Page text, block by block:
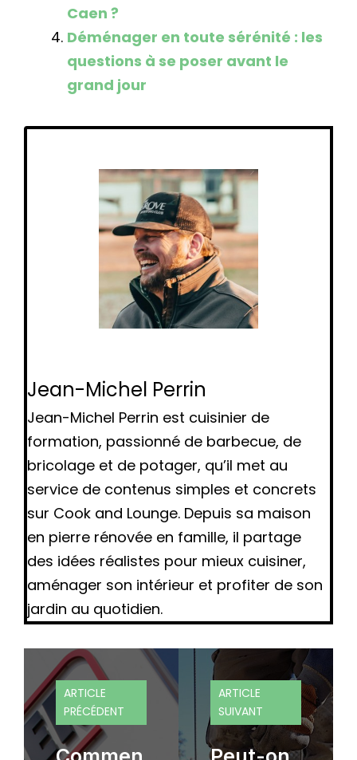
Caen ?
Déménager en toute sérénité : les
questions à se poser avant le
grand jour
Jean-Michel Perrin
Jean-Michel Perrin est cuisinier de
formation, passionné de barbecue, de
bricolage et de potager, qu’il met au
service de contenus simples et concrets
sur Cook and Lounge. Depuis sa maison
en pierre rénovée en famille, il partage
des idées réalistes pour mieux cuisiner,
aménager son intérieur et profiter de son
jardin au quotidien.
ARTICLE
PRÉCÉDENT
ARTICLE
SUIVANT